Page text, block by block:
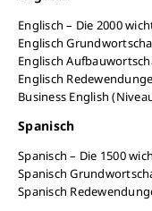
Englisch – Die 2000
Englisch
Englisch
Englisch
Business English
Spanisch
Spanisch – Die 1500
Spanisch
Spanisch